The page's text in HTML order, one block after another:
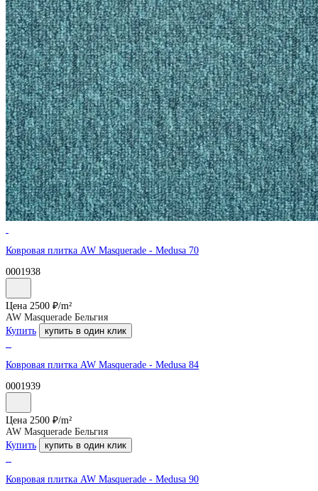
Ковровая плитка AW Masquerade - Medusa 70
0001938
Цена 2500 ₽/m²
AW Masquerade Бельгия
Купить
купить в один клик
Ковровая плитка AW Masquerade - Medusa 84
0001939
Цена 2500 ₽/m²
AW Masquerade Бельгия
Купить
купить в один клик
Ковровая плитка AW Masquerade - Medusa 90